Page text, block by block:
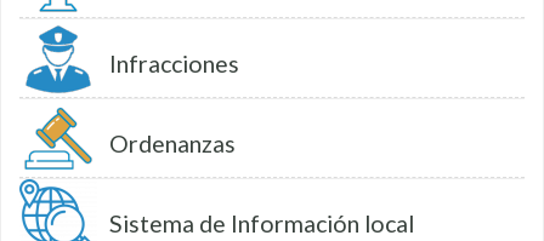
Infracciones
Ordenanzas
Sistema de Información local